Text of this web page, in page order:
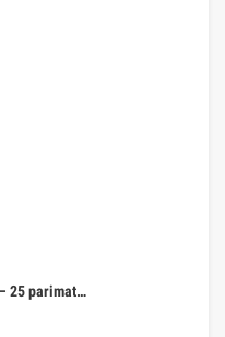
25 parimat…